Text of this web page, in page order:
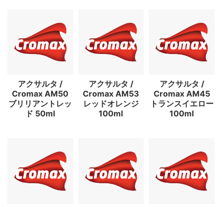
アクサルタ /
Cromax AM50
ブリリアントレッ
ド 50ml
アクサルタ /
Cromax AM53
レッドオレンジ
100ml
アクサルタ /
Cromax AM45
トランスイエロー
100ml